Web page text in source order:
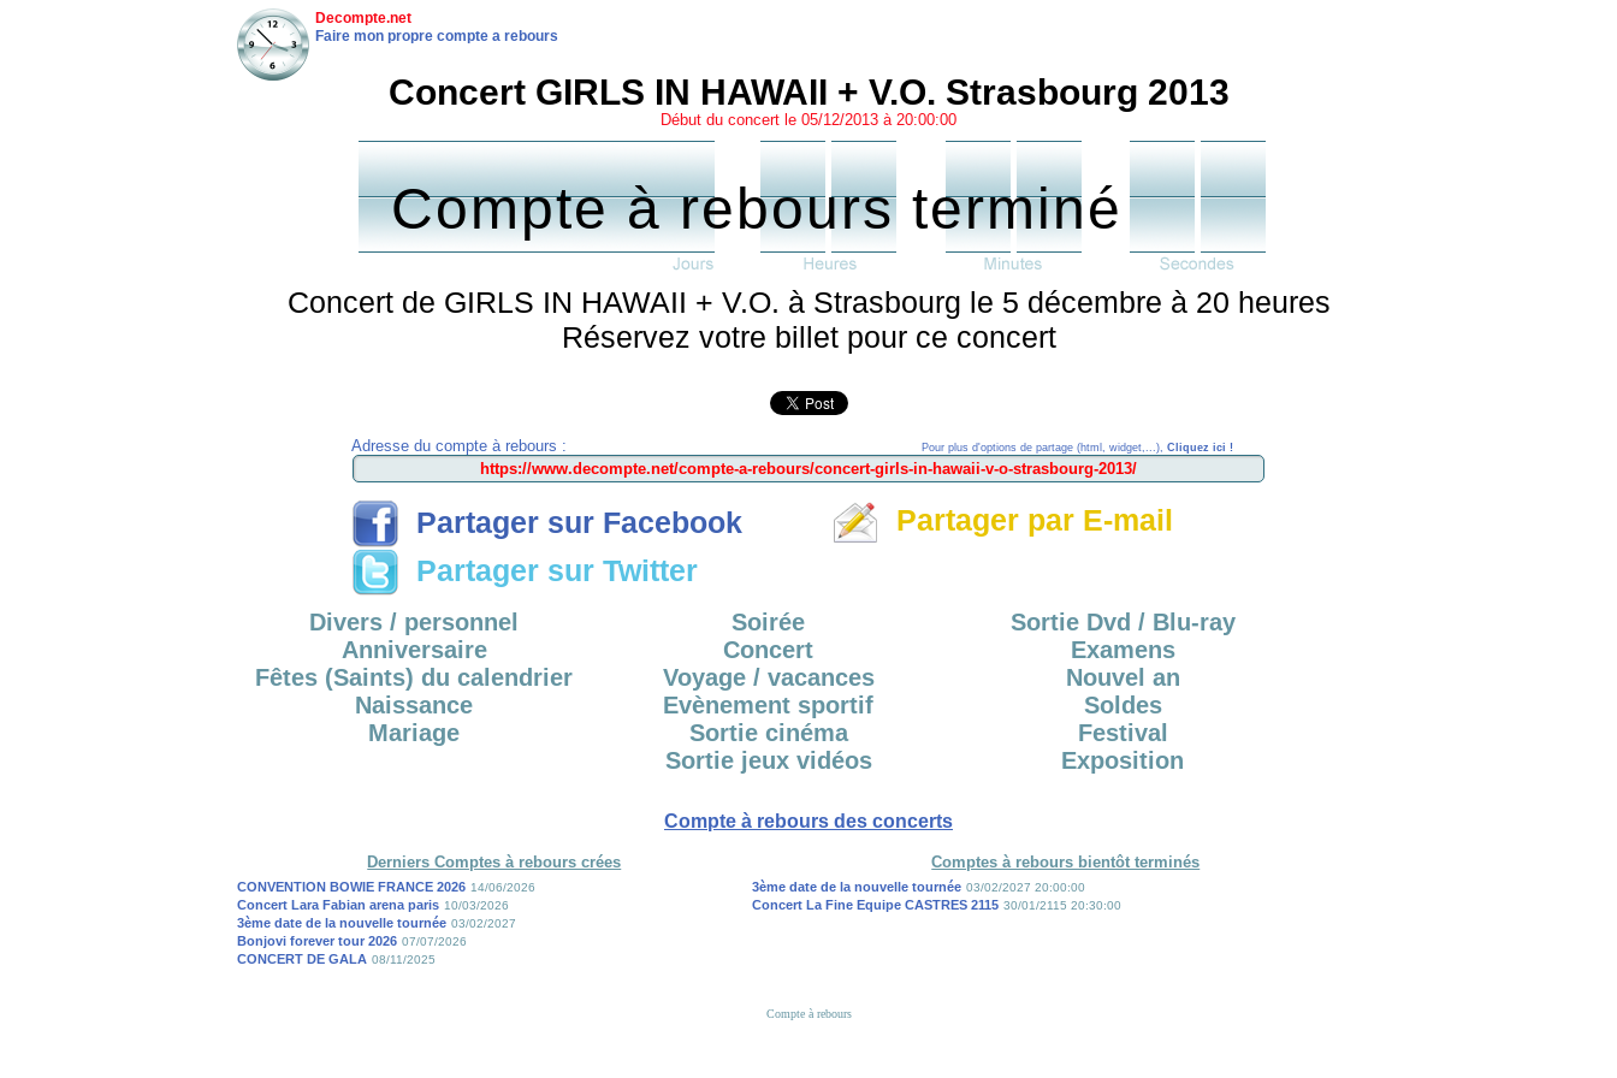
Decompte.net
Faire mon propre compte a rebours
Concert GIRLS IN HAWAII + V.O. Strasbourg 2013
Début du concert le 05/12/2013 à 20:00:00
Compte à rebours terminé
Concert de GIRLS IN HAWAII + V.O. à Strasbourg le 5 décembre à 20 heures
Réservez votre billet pour ce concert
Adresse du compte à rebours : Pour plus d'options de partage (html, widget,...), Cliquez ici !
Partager sur Facebook
Partager sur Twitter
Partager par E-mail
Divers / personnel
Anniversaire
Fêtes (Saints) du calendrier
Naissance
Mariage
Soirée
Concert
Voyage / vacances
Evènement sportif
Sortie cinéma
Sortie jeux vidéos
Sortie Dvd / Blu-ray
Examens
Nouvel an
Soldes
Festival
Exposition
Compte à rebours des concerts
Derniers Comptes à rebours crées Comptes à rebours bientôt terminés
CONVENTION BOWIE FRANCE 2026 14/06/2026
Concert Lara Fabian arena paris 10/03/2026
3ème date de la nouvelle tournée 03/02/2027
Bonjovi forever tour 2026 07/07/2026
CONCERT DE GALA 08/11/2025
3ème date de la nouvelle tournée 03/02/2027 20:00:00
Concert La Fine Equipe CASTRES 2115 30/01/2115 20:30:00
Compte à rebours